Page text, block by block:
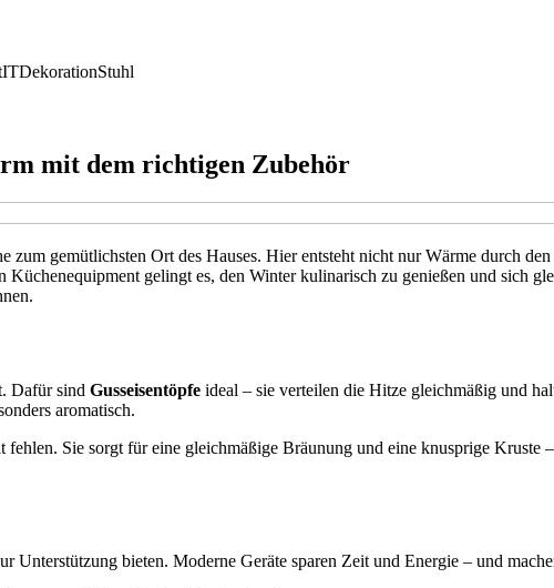
ITDekorationStuhl
mit dem richtigen Zubehör
gemütlichsten Ort des Hauses. Hier entsteht nicht nur Wärme durch
Küchenequipment gelingt es, den Winter kulinarisch zu genießen und sich
Dafür sind Gusseisentöpfe ideal – sie verteilen die Hitze gleichmäßig und
aromatisch.
fehlen. Sie sorgt für eine gleichmäßige Bräunung und eine knusprige Kruste
bieten. Moderne Geräte sparen Zeit und Energie – und